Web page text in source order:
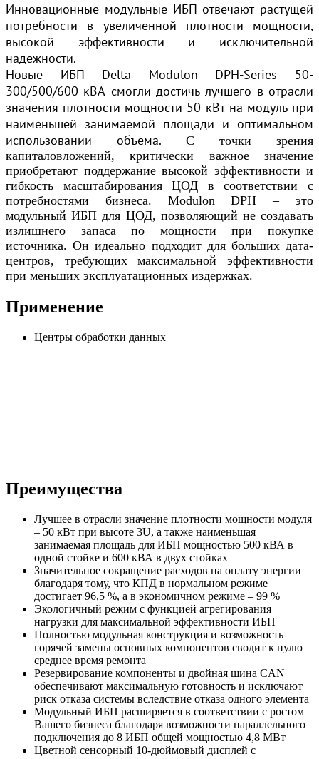
Инновационные модульные ИБП отвечают растущей
потребности в увеличенной плотности мощности,
высокой эффективности и исключительной
надежности.
Новые ИБП Delta Modulon DPH-Series 50-
300/500/600 кВА смогли достичь лучшего в отрасли
значения плотности мощности 50 кВт на модуль при
наименьшей занимаемой площади и оптимальном
использовании объема. С точки зрения
капиталовложений, критически важное значение
приобретают поддержание высокой эффективности и
гибкость масштабирования ЦОД в соответствии с
потребностями бизнеса. Modulon DPH – это
модульный ИБП для ЦОД, позволяющий не создавать
излишнего запаса по мощности при покупке
источника. Он идеально подходит для больших дата-
центров, требующих максимальной эффективности
при меньших эксплуатационных издержках.
Применение
Центры обработки данных
Преимущества
Лучшее в отрасли значение плотности мощности модуля
– 50 кВт при высоте 3U, а также наименьшая
занимаемая площадь для ИБП мощностью 500 кВА в
одной стойке и 600 кВА в двух стойках
Значительное сокращение расходов на оплату энергии
благодаря тому, что КПД в нормальном режиме
достигает 96,5 %, а в экономичном режиме – 99 %
Экологичный режим с функцией агрегирования
нагрузки для максимальной эффективности ИБП
Полностью модульная конструкция и возможность
горячей замены основных компонентов сводит к нулю
среднее время ремонта
Резервирование компоненты и двойная шина CAN
обеспечивают максимальную готовность и исключают
риск отказа системы вследствие отказа одного элемента
Модульный ИБП расширяется в соответствии с ростом
Вашего бизнеса благодаря возможности параллельного
подключения до 8 ИБП общей мощностью 4,8 МВт
Цветной сенсорный 10-дюймовый дисплей с